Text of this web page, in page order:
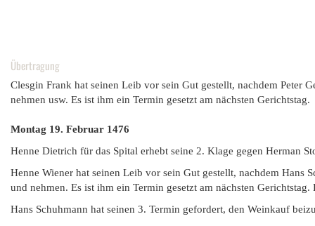
Übertragung
Clesgin Frank hat seinen Leib vor sein Gut gestellt, nachdem Peter
nehmen usw. Es ist ihm ein Termin gesetzt am nächsten Gerichtstag.
Montag 19. Februar 1476
Henne Dietrich für das Spital erhebt seine 2. Klage gegen Herman
Henne Wiener hat seinen Leib vor sein Gut gestellt, nachdem
und nehmen. Es ist ihm ein Termin gesetzt am nächsten Gerichtstag.
Hans Schuhmann hat seinen 3. Termin gefordert, den Weinkauf